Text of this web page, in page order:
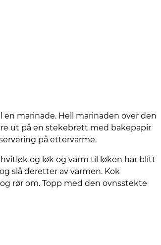
marinade. Hell marinaden over den
ut på en stekebrett med bakepapir
på ettervarme.
og løk og varm til løken har blitt
slå deretter av varmen. Kok
rør om. Topp med den ovnsstekte